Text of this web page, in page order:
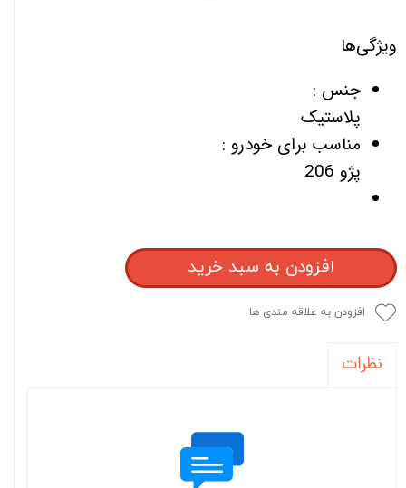
ویژگی‌ها
جنس :
پلاستیک
مناسب برای خودرو :
پژو 206
افزودن به سبد خرید
افزودن به علاقه مندی ها
نظرات